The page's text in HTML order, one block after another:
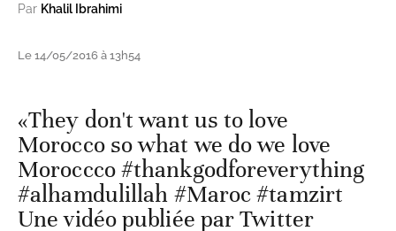
Par Khalil Ibrahimi
Le 14/05/2016 à 13h54
«They don't want us to love
Morocco so what we do we love
Moroccco #thankgodforeverything
#alhamdulillah #Maroc #tamzirt
Une vidéo publiée par Twitter